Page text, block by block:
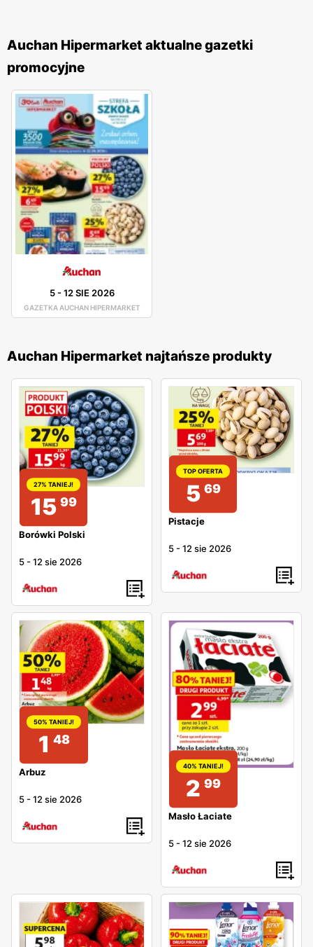
Auchan Hipermarket aktualne gazetki
promocyjne
5-12 SIE 2026
GAZETKA AUCHAN HIPERMARKET
Auchan Hipermarket najtańsze produkty
27% TANIEJ!
15 99
Borówki Polski
5 -12 sie 2026
TOP OFERTA
5 69
Pistacje
5 -12 sie 2026
50% TANIEJ!
1 48
Arbuz
5 -12 sie 2026
40% TANIEJ!
2 99
Masło Łaciate
5 -12 sie 2026